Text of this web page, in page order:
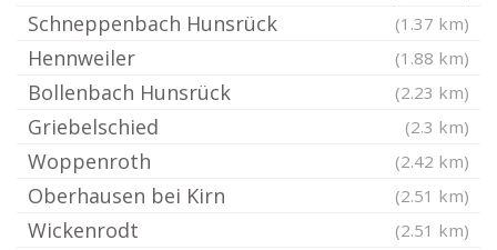
Schneppenbach Hunsrück (1.37 km)
Hennweiler (1.88 km)
Bollenbach Hunsrück (2.23 km)
Griebelschied (2.3 km)
Woppenroth (2.42 km)
Oberhausen bei Kirn (2.51 km)
Wickenrodt (2.51 km)